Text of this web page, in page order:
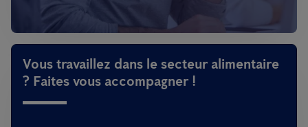
Vous travaillez dans le secteur alimentaire
? Faites vous accompagner !